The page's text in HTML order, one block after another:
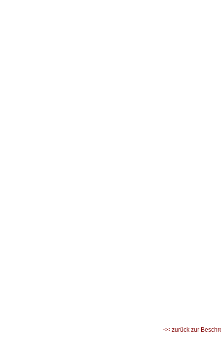
<< zurück zur